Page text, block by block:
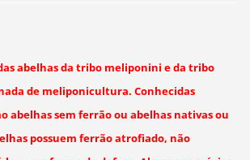
abelhas da tribo meliponini e da tribo
de meliponicultura. Conhecidas
abelhas sem ferrão ou abelhas nativas ou
possuem ferrão atrofiado, não